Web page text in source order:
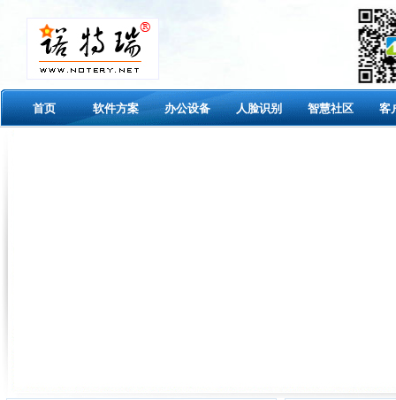
首页 软件方案 办公设备 人脸识别 智慧社区 客